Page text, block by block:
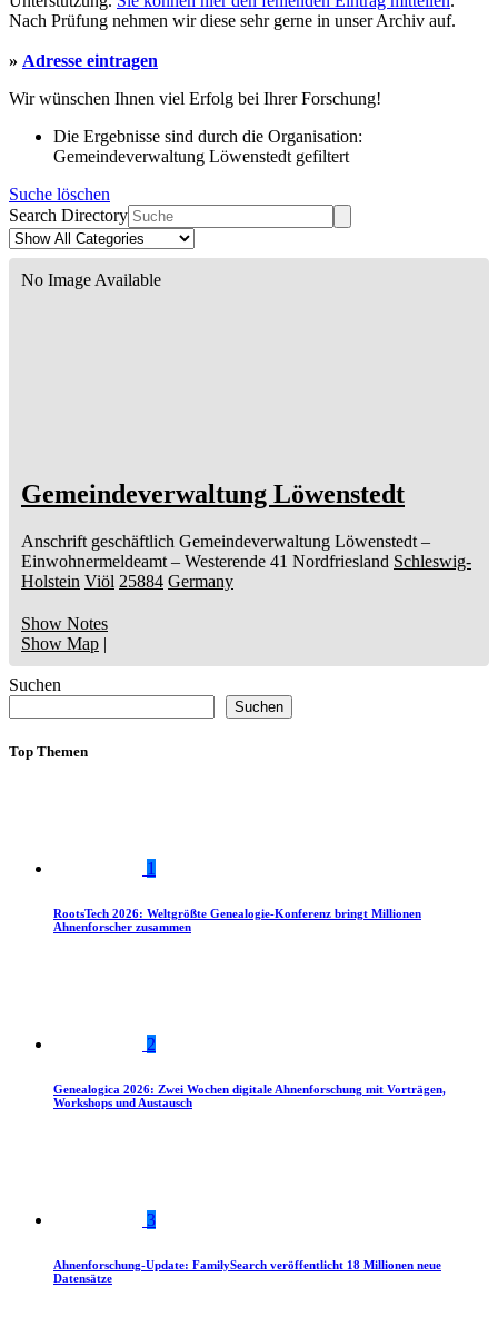
Nach Prüfung nehmen wir diese sehr gerne in unser Archiv auf.
» Adresse eintragen
Wir wünschen Ihnen viel Erfolg bei Ihrer Forschung!
Die Ergebnisse sind durch die Organisation:
Gemeindeverwaltung Löwenstedt gefiltert
Suche löschen
Search Directory
No Image Available
Gemeindeverwaltung Löwenstedt
Anschrift geschäftlich Gemeindeverwaltung Löwenstedt –
Einwohnermeldeamt – Westerende 41 Nordfriesland Schleswig-
Holstein Viöl 25884 Germany
Show Notes
Show Map |
Suchen
Suchen
Top Themen
1
RootsTech 2026: Weltgrößte Genealogie-Konferenz bringt Millionen
Ahnenforscher zusammen
2
Genealogica 2026: Zwei Wochen digitale Ahnenforschung mit Vorträgen,
Workshops und Austausch
3
Ahnenforschung-Update: FamilySearch veröffentlicht 18 Millionen neue
Datensätze